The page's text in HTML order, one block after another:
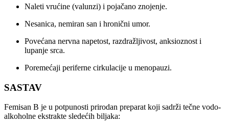
Naleti vrućine (valunzi) i pojačano znojenje.
Nesanica, nemiran san i hronični umor.
Povećana nervna napetost, razdražljivost, anksioznost i
lupanje srca.
Poremećaji periferne cirkulacije u menopauzi.
SASTAV
Femisan B je u potpunosti prirodan preparat koji sadrži tečne vodo-
alkoholne ekstrakte sledećih biljaka: